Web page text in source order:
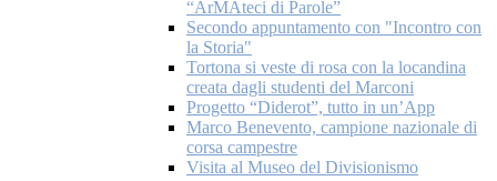
“ArMAteci di Parole”
Secondo appuntamento con "Incontro con
la Storia"
Tortona si veste di rosa con la locandina
creata dagli studenti del Marconi
Progetto “Diderot”, tutto in un’App
Marco Benevento, campione nazionale di
corsa campestre
Visita al Museo del Divisionismo